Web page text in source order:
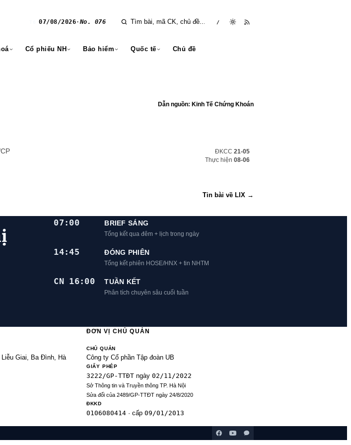
07/08/2026· No. 076 /
Cổ phiếu NH Bảo hiểm Quốc tế Chủ đề
Dẫn nguồn: Kinh Tế Chứng Khoán
ĐKCC 21-05
Thực hiện 08-06
Tin bài về LIX →
07:00 BRIEF SÁNG
Tổng kết qua đêm + lịch trong ngày
14:45 ĐÓNG PHIÊN
Tổng kết phiên HOSE/HNX + tin NHTM
CN 16:00 TUẦN KẾT
Phân tích chuyên sâu cuối tuần
Giai, Ba Đình, Hà
ĐƠN VỊ CHỦ QUẢN
CHỦ QUẢN
Công ty Cổ phần Tập đoàn UB
GIẤY PHÉP
3222/GP-TTĐTngày 02/11/2022
Sở Thông tin và Truyền thông TP. Hà Nội
Sửa đổi của 2489/GP-TTĐT ngày 24/8/2020
ĐKKD
0106080414· cấp 09/01/2013